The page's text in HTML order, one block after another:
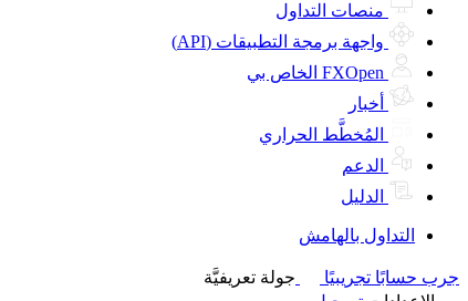
منصات التداول
واجهة برمجة التطبيقات (API)
FXOpen الخاص بي
أخبار
المُخطَّط الحراري
الدعم
الدليل
التداول بالهامش
جرب حسابًا تجريبيًا
جولة تعريفيَّة